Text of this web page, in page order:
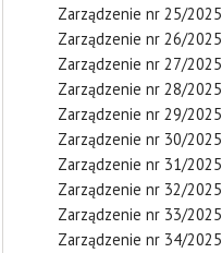
Zarządzenie nr 25/2025
Zarządzenie nr 26/2025
Zarządzenie nr 27/2025
Zarządzenie nr 28/2025
Zarządzenie nr 29/2025
Zarządzenie nr 30/2025
Zarządzenie nr 31/2025
Zarządzenie nr 32/2025
Zarządzenie nr 33/2025
Zarządzenie nr 34/2025